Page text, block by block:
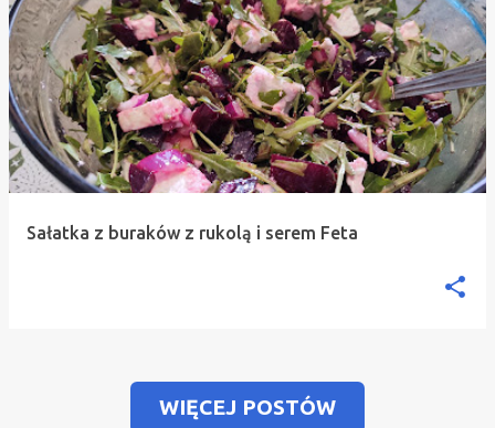
Sałatka z buraków z rukolą i serem Feta
WIĘCEJ POSTÓW